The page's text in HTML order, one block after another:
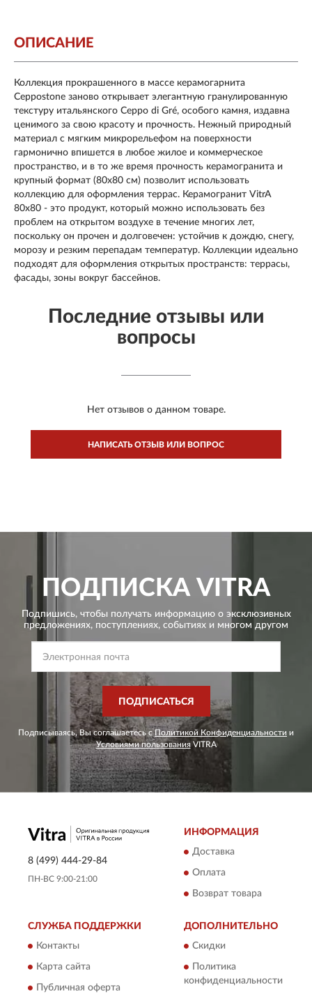
ОПИСАНИЕ
Коллекция прокрашенного в массе керамогарнита
Ceppostone заново открывает элегантную гранулированную
текстуру итальянского Ceppo di Gré, особого камня, издавна
ценимого за свою красоту и прочность. Нежный природный
материал с мягким микрорельефом на поверхности
гармонично впишется в любое жилое и коммерческое
пространство, и в то же время прочность керамогранита и
крупный формат (80х80 см) позволит использовать
коллекцию для оформления террас. Керамогранит VitrA
80х80 - это продукт, который можно использовать без
проблем на открытом воздухе в течение многих лет,
поскольку он прочен и долговечен: устойчив к дождю, снегу,
морозу и резким перепадам температур. Коллекции идеально
подходят для оформления открытых пространств: террасы,
фасады, зоны вокруг бассейнов.
Последние отзывы или
вопросы
Нет отзывов о данном товаре.
НАПИСАТЬ ОТЗЫВ ИЛИ ВОПРОС
ПОДПИСКА VITRA
Подпишись, чтобы получать информацию о эксклюзивных
предложениях, поступлениях, событиях и многом другом
ПОДПИСАТЬСЯ
Подписываясь, Вы соглашаетесь сПолитикой Конфиденциальности и
Условиями пользованияVITRA
8 (499) 444-29-84
ПН-ВС 9:00-21:00
ИНФОРМАЦИЯ
Доставка
Оплата
Возврат товара
СЛУЖБА ПОДДЕРЖКИ
Контакты
Карта сайта
Публичная оферта
ДОПОЛНИТЕЛЬНО
Скидки
Политика
конфиденциальности